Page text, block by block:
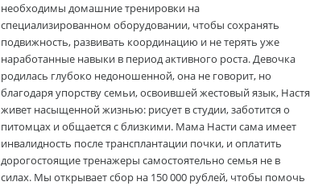
необходимы домашние тренировки на
специализированном оборудовании, чтобы сохранять
подвижность, развивать координацию и не терять уже
наработанные навыки в период активного роста. Девочка
родилась глубоко недоношенной, она не говорит, но
благодаря упорству семьи, освоившей жестовый язык, Настя
живет насыщенной жизнью: рисует в студии, заботится о
питомцах и общается с близкими. Мама Насти сама имеет
инвалидность после трансплантации почки, и оплатить
дорогостоящие тренажеры самостоятельно семья не в
силах. Мы открывает сбор на 150 000 рублей, чтобы помочь